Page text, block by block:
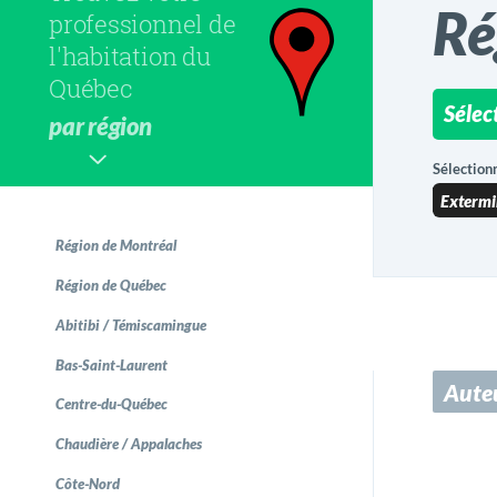
professionnel de
l'habitation du
Québec
par région
Région de Montréal
Région de Québec
Abitibi / Témiscamingue
Bas-Saint-Laurent
Centre-du-Québec
Chaudière / Appalaches
Côte-Nord
Auteuil